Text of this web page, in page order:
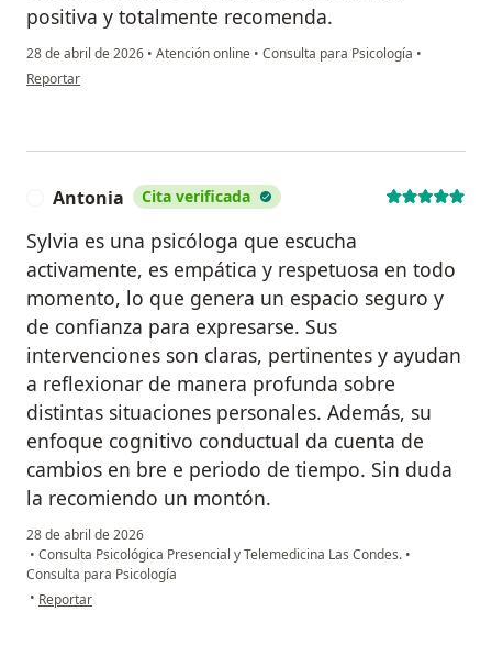
positiva y totalmente recomenda.
28 de abril de 2026 • Atención online • Consulta para Psicología •
en opinión del usuario V. A.
Reportar
Antonia Cita verificada
Sylvia es una psicóloga que escucha
activamente, es empática y respetuosa en todo
momento, lo que genera un espacio seguro y
de confianza para expresarse. Sus
intervenciones son claras, pertinentes y ayudan
a reflexionar de manera profunda sobre
distintas situaciones personales. Además, su
enfoque cognitivo conductual da cuenta de
cambios en bre e periodo de tiempo. Sin duda
la recomiendo un montón.
28 de abril de 2026
• Consulta Psicológica Presencial y Telemedicina Las Condes. •
Consulta para Psicología
• en opinión del usuario Antonia
Reportar